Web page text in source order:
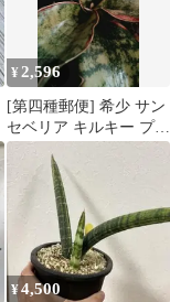
¥ 2,596
[第四種郵便] 希少 サン
セベリア キルキー プル
クラ コパトーン 抜き苗
¥4,500